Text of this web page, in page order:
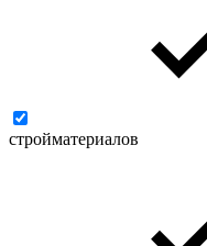
стройматериалов